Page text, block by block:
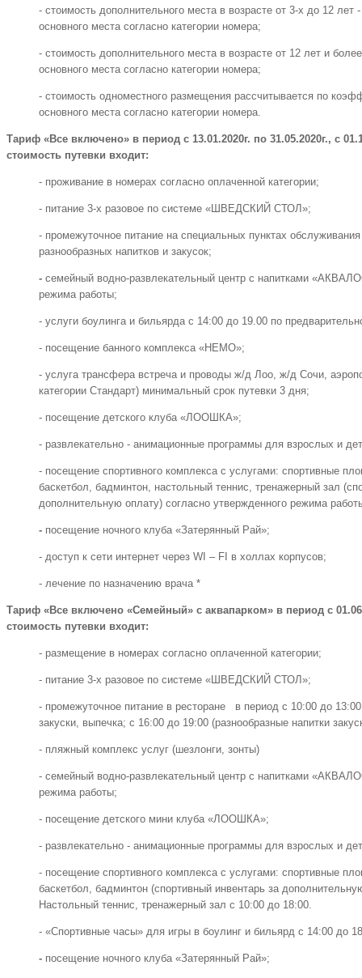
- стоимость дополнительного места в возрасте от 3-х до 12 лет
основного места согласно категории номера;
- стоимость дополнительного места в возрасте от 12 лет и
основного места согласно категории номера;
- стоимость одноместного размещения рассчитывается по
основного места согласно категории номера.
Тариф «Все включено» в период с 13.01.2020г. по 31.05.2020г., с
стоимость путевки входит:
- проживание в номерах согласно оплаченной категории;
- питание 3-х разовое по системе «ШВЕДСКИЙ СТОЛ»;
- промежуточное питание на специальных пунктах
разнообразных напитков и закусок;
- семейный водно-развлекательный центр с напитками
режима работы;
- услуги боулинга и бильярда с 14:00 до 19.00 по
- посещение банного комплекса «НЕМО»;
- услуга трансфера встреча и проводы ж/д Лоо, ж/д Сочи,
категории Стандарт) минимальный срок путевки 3 дня;
- посещение детского клуба «ЛООШКА»;
- развлекательно - анимационные программы для взрослых и
- посещение спортивного комплекса с услугами: спортивные
баскетбол, бадминтон, настольный теннис, тренажерный зал
дополнительную оплату) согласно утвержденного режима
- посещение ночного клуба «Затерянный Рай»;
- доступ к сети интернет через WI – FI в холлах корпусов;
- лечение по назначению врача *
Тариф «Все включено «Семейный» с аквапарком» в период с
стоимость путевки входит:
- размещение в номерах согласно оплаченной категории;
- питание 3-х разовое по системе «ШВЕДСКИЙ СТОЛ»;
- промежуточное питание в ресторане в период с 10:00 до 13:00
закуски, выпечка; с 16:00 до 19:00 (разнообразные напитки
- пляжный комплекс услуг (шезлонги, зонты)
- семейный водно-развлекательный центр с напитками
режима работы;
- посещение детского мини клуба «ЛООШКА»;
- развлекательно - анимационные программы для взрослых и
- посещение спортивного комплекса с услугами: спортивные
баскетбол, бадминтон (спортивный инвентарь за
Настольный теннис, тренажерный зал с 10:00 до 18:00.
- «Спортивные часы» для игры в боулинг и бильярд с 14:00 до
- посещение ночного клуба «Затерянный Рай»;